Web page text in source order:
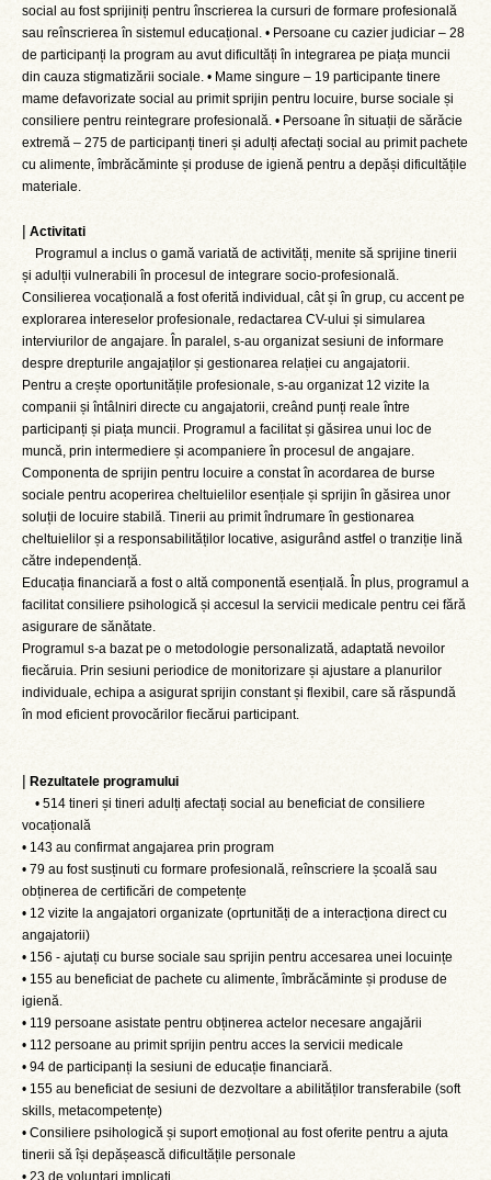
social au fost sprijiniți pentru înscrierea la cursuri de formare profesională
sau reînscrierea în sistemul educațional. • Persoane cu cazier judiciar – 28
de participanți la program au avut dificultăți în integrarea pe piața muncii
din cauza stigmatizării sociale. • Mame singure – 19 participante tinere
mame defavorizate social au primit sprijin pentru locuire, burse sociale și
consiliere pentru reintegrare profesională. • Persoane în situații de sărăcie
extremă – 275 de participanți tineri și adulți afectați social au primit pachete
cu alimente, îmbrăcăminte și produse de igienă pentru a depăși dificultățile
materiale.
| Activitati
Programul a inclus o gamă variată de activități, menite să sprijine tinerii
și adulții vulnerabili în procesul de integrare socio-profesională.
Consilierea vocațională a fost oferită individual, cât și în grup, cu accent pe
explorarea intereselor profesionale, redactarea CV-ului și simularea
interviurilor de angajare. În paralel, s-au organizat sesiuni de informare
despre drepturile angajaților și gestionarea relației cu angajatorii.
Pentru a crește oportunitățile profesionale, s-au organizat 12 vizite la
companii și întâlniri directe cu angajatorii, creând punți reale între
participanți și piața muncii. Programul a facilitat și găsirea unui loc de
muncă, prin intermediere și acompaniere în procesul de angajare.
Componenta de sprijin pentru locuire a constat în acordarea de burse
sociale pentru acoperirea cheltuielilor esențiale și sprijin în găsirea unor
soluții de locuire stabilă. Tinerii au primit îndrumare în gestionarea
cheltuielilor și a responsabilităților locative, asigurând astfel o tranziție lină
către independență.
Educația financiară a fost o altă componentă esențială. În plus, programul a
facilitat consiliere psihologică și accesul la servicii medicale pentru cei fără
asigurare de sănătate.
Programul s-a bazat pe o metodologie personalizată, adaptată nevoilor
fiecăruia. Prin sesiuni periodice de monitorizare și ajustare a planurilor
individuale, echipa a asigurat sprijin constant și flexibil, care să răspundă
în mod eficient provocărilor fiecărui participant.
| Rezultatele programului
• 514 tineri și tineri adulți afectați social au beneficiat de consiliere
vocațională
• 143 au confirmat angajarea prin program
• 79 au fost susținuti cu formare profesională, reînscriere la școală sau
obținerea de certificări de competențe
• 12 vizite la angajatori organizate (oprtunități de a interacționa direct cu
angajatorii)
• 156 - ajutați cu burse sociale sau sprijin pentru accesarea unei locuințe
• 155 au beneficiat de pachete cu alimente, îmbrăcăminte și produse de
igienă.
• 119 persoane asistate pentru obținerea actelor necesare angajării
• 112 persoane au primit sprijin pentru acces la servicii medicale
• 94 de participanți la sesiuni de educație financiară.
• 155 au beneficiat de sesiuni de dezvoltare a abilităților transferabile (soft
skills, metacompetențe)
• Consiliere psihologică și suport emoțional au fost oferite pentru a ajuta
tinerii să își depășească dificultățile personale
• 23 de voluntari implicați.